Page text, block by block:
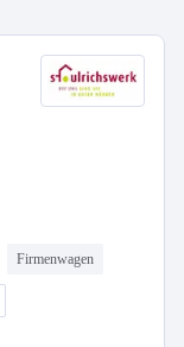
Firmenwagen